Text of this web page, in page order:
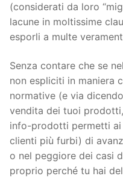
(considerati da loro
lacune in moltissime
esporli a multe
Senza contare che se
non espliciti in maniera
normative (e via
vendita dei tuoi
info-prodotti permetti
clienti più furbi) di
o nel peggiore dei casi
proprio perché tu hai